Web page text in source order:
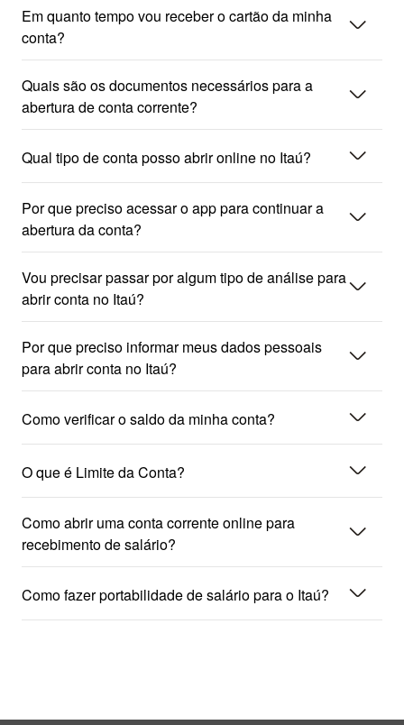
Em quanto tempo vou receber o cartão da minha
conta?
seta_baixo
Quais são os documentos necessários para a
abertura de conta corrente?
seta_baixo
Qual tipo de conta posso abrir online no Itaú? seta_baixo
Por que preciso acessar o app para continuar a
abertura da conta?
seta_baixo
Vou precisar passar por algum tipo de análise para
abrir conta no Itaú?
seta_baixo
Por que preciso informar meus dados pessoais
para abrir conta no Itaú?
seta_baixo
Como verificar o saldo da minha conta? seta_baixo
O que é Limite da Conta? seta_baixo
Como abrir uma conta corrente online para
recebimento de salário?
seta_baixo
Como fazer portabilidade de salário para o Itaú? seta_baixo